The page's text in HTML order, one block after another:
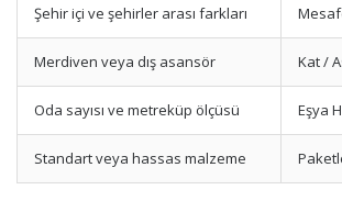
Şehir içi ve şehirler arası farkları
Merdiven veya dış asansör Kat /
Oda sayısı ve metreküp ölçüsü Eşya
Standart veya hassas malzeme